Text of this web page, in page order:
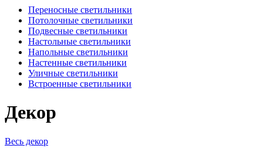
Переносные светильники
Потолочные светильники
Подвесные светильники
Настольные светильники
Напольные светильники
Настенные светильники
Уличные светильники
Встроенные светильники
Декор
Весь декор